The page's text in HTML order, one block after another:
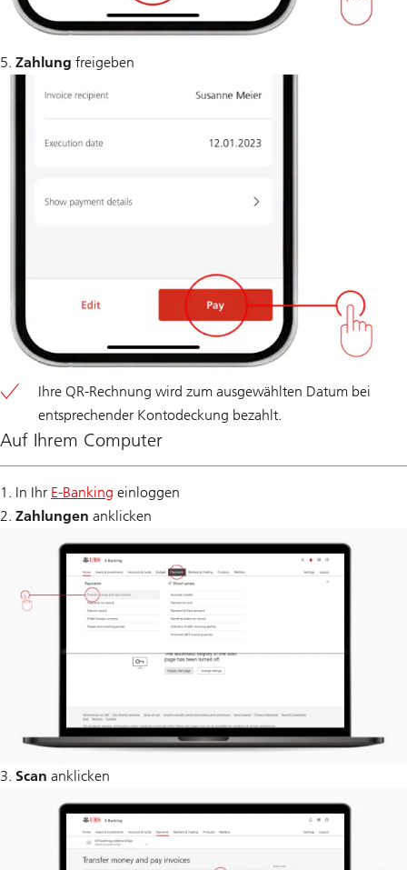
5. Zahlung freigeben
Ihre QR-Rechnung wird zum ausgewählten Datum bei
entsprechender Kontodeckung bezahlt.
Auf Ihrem Computer
1. In Ihr E-Banking einloggen
2. Zahlungen anklicken
3. Scan anklicken